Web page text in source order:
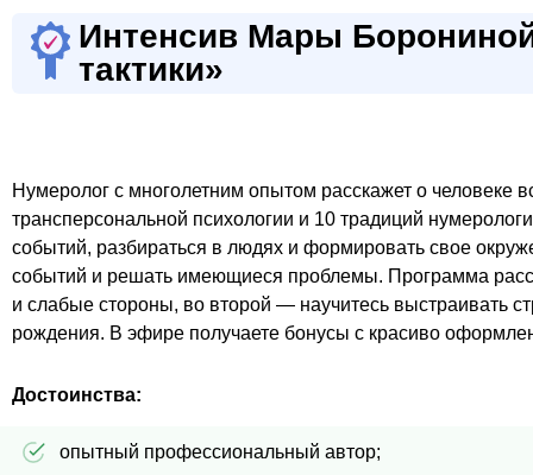
Интенсив Мары
тактики»
Нумеролог с многолетним опытом расскажет о человеке
трансперсональной психологии и 10 традиций
событий, разбираться в людях и формировать свое
событий и решать имеющиеся проблемы. Программа
и слабые стороны, во второй — научитесь выстраивать
рождения. В эфире получаете бонусы с красиво
Достоинства:
опытный профессиональный автор;